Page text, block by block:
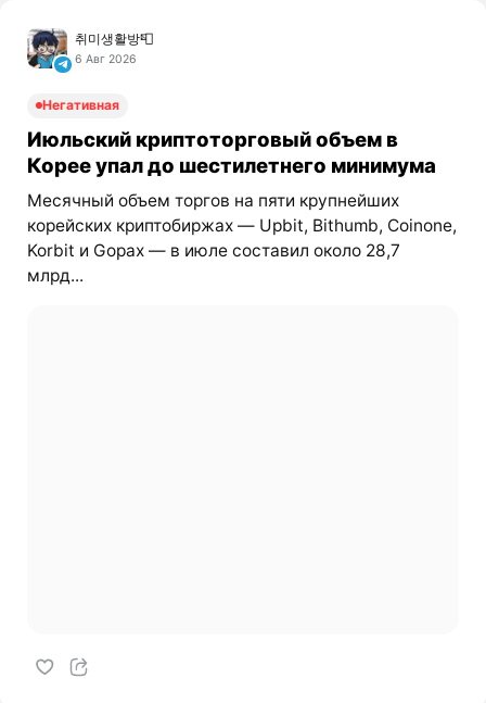
취미생활방📮
6 Авг 2026
Негативная
Июльский криптоторговый объем в
Корее упал до шестилетнего минимума
Месячный объем торгов на пяти крупнейших
корейских криптобиржах — Upbit, Bithumb, Coinone,
Korbit и Gopax — в июле составил около 28,7
млрд...